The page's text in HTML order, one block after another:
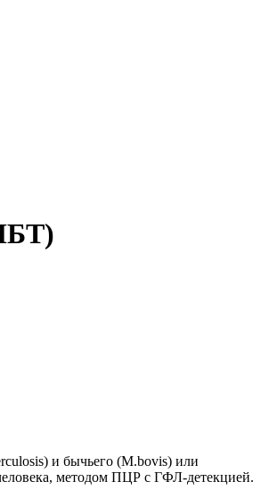
и бычьего (M.bovis) или
методом ПЦР с ГФЛ-детекцией.